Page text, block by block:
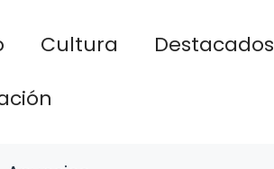
Cultura Destacados